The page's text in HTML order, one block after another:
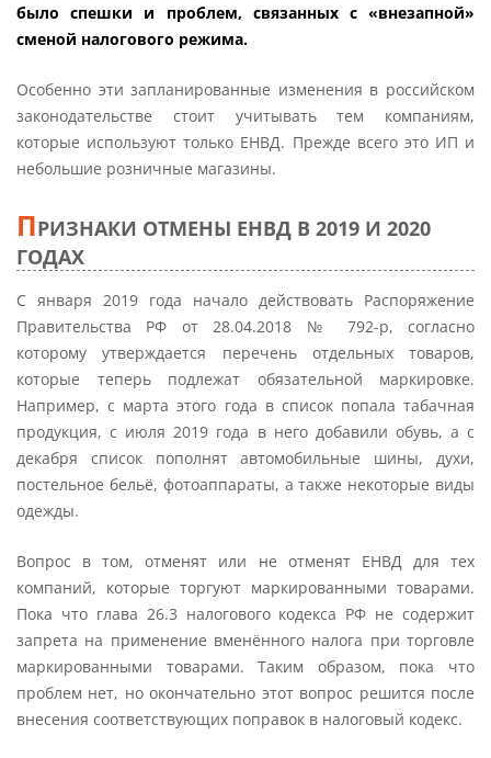
было спешки и проблем, связанных с «внезапной»
сменой налогового режима.
Особенно эти запланированные изменения в российском
законодательстве стоит учитывать тем компаниям,
которые используют только ЕНВД. Прежде всего это ИП и
небольшие розничные магазины.
ПРИЗНАКИ ОТМЕНЫ ЕНВД В 2019 И 2020
ГОДАХ
С января 2019 года начало действовать Распоряжение
Правительства РФ от 28.04.2018 № 792-р, согласно
которому утверждается перечень отдельных товаров,
которые теперь подлежат обязательной маркировке.
Например, с марта этого года в список попала табачная
продукция, с июля 2019 года в него добавили обувь, а с
декабря список пополнят автомобильные шины, духи,
постельное бельё, фотоаппараты, а также некоторые виды
одежды.
Вопрос в том, отменят или не отменят ЕНВД для тех
компаний, которые торгуют маркированными товарами.
Пока что глава 26.3 налогового кодекса РФ не содержит
запрета на применение вменённого налога при торговле
маркированными товарами. Таким образом, пока что
проблем нет, но окончательно этот вопрос решится после
внесения соответствующих поправок в налоговый кодекс.